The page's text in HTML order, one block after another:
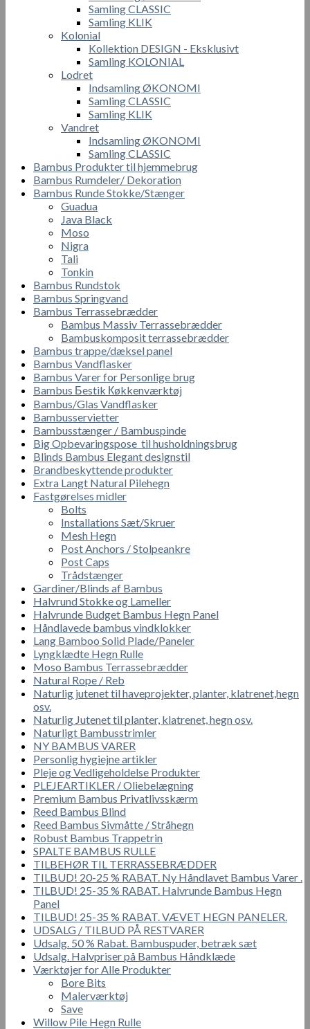
Samling CLASSIC
Samling KLIK
Kolonial
Kollektion DESIGN - Eksklusivt
Samling KOLONIAL
Lodret
Indsamling ØKONOMI
Samling CLASSIC
Samling KLIK
Vandret
Indsamling ØKONOMI
Samling CLASSIC
Bambus Produkter til hjemmebrug
Bambus Rumdeler/ Dekoration
Bambus Runde Stokke/Stænger
Guadua
Java Black
Moso
Nigra
Tali
Tonkin
Bambus Rundstok
Bambus Springvand
Bambus Terrassebrædder
Bambus Massiv Terrassebrædder
Bambuskomposit terrassebrædder
Bambus trappe/dæksel panel
Bambus Vandflasker
Bambus Varer for Personlige brug
Bambus Бestik Кøkkenværktøj
Bambus/Glas Vandflasker
Bambusservietter
Bambusstænger / Bambuspinde
Big Opbevaringspose til husholdningsbrug
Blinds Bambus Elegant designstil
Brandbeskyttende produkter
Extra Langt Natural Pilehegn
Fastgørelses midler
Bolts
Installations Sæt/Skruer
Mesh Hegn
Post Anchors / Stolpeankre
Post Caps
Trådstænger
Gardiner/Blinds af Bambus
Halvrund Stokke og Lameller
Halvrunde Budget Bambus Hegn Panel
Håndlavede bambus vindklokker
Lang Bamboo Solid Plade/Paneler
Lyngklædte Hegn Rulle
Moso Bambus Terrassebrædder
Natural Rope / Reb
Naturlig jutenet til haveprojekter, planter, klatrenet,hegn
osv.
Naturlig Jutenet til planter, klatrenet, hegn osv.
Naturligt Bambusstrimler
NY BAMBUS VARER
Personlig hygiejne artikler
Pleje og Vedligeholdelse Produkter
PLEJEARTIKLER / Oliebelægning
Premium Bambus Privatlivsskærm
Reed Bambus Blind
Reed Bambus Sivmåtte / Stråhegn
Robust Bambus Trappetrin
SPALTE BAMBUS RULLE
TILBEHØR TIL TERRASSEBRÆDDER
TILBUD! 20-25 % RABAT. Ny Håndlavet Bambus Varer .
TILBUD! 25-35 % RABAT. Halvrunde Bambus Hegn
Panel
TILBUD! 25-35 % RABAT. VÆVET HEGN PANELER.
UDSALG / TILBUD PÅ RESTVARER
Udsalg. 50 % Rabat. Bambuspuder, betræk sæt
Udsalg. Halvpriser på Bambus Håndklæde
Værktøjer for Alle Produkter
Bore Bits
Malerværktøj
Save
Willow Pile Hegn Rulle